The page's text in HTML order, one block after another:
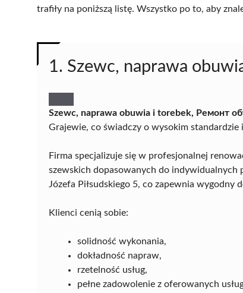
trafiły na poniższą listę. Wszystko po to, aby
1. Szewc, naprawa
Szewc, naprawa obuwia i torebek, Ремонт
Grajewie, co świadczy o wysokim standardzie
Firma specjalizuje się w profesjonalnej
szewskich dopasowanych do indywidualnych
Józefa Piłsudskiego 5, co zapewnia wygodny
Klienci cenią sobie:
solidność wykonania,
dokładność napraw,
rzetelność usług,
pełne zadowolenie z oferowanych